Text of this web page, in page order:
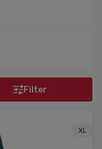
keresnek, amely
A hideg, nedvesség
és élvezd a
Filter
XL